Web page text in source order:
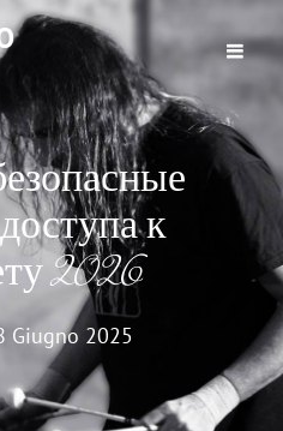
к
2026
Giugno 2025